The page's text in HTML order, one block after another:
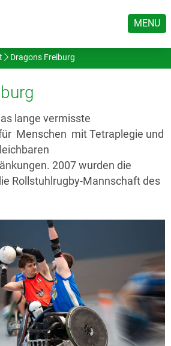
MENU
Dragons Freiburg
lange vermisste
Menschen mit Tetraplegie und
2007 wurden die
Rollstuhlrugby-Mannschaft des